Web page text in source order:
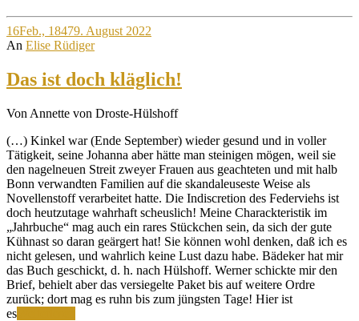
16Feb., 18479. August 2022
An Elise Rüdiger
Das ist doch kläglich!
Von Annette von Droste-Hülshoff
(…) Kinkel war (Ende September) wieder gesund und in voller
Tätigkeit, seine Johanna aber hätte man steinigen mögen, weil sie
den nagelneuen Streit zweyer Frauen aus geachteten und mit halb
Bonn verwandten Familien auf die skandaleuseste Weise als
Novellenstoff verarbeitet hatte. Die Indiscretion des Federviehs ist
doch heutzutage wahrhaft scheuslich! Meine Charackteristik im
„Jahrbuche“ mag auch ein rares Stückchen sein, da sich der gute
Kühnast so daran geärgert hat! Sie können wohl denken, daß ich es
nicht gelesen, und wahrlich keine Lust dazu habe. Bädeker hat mir
das Buch geschickt, d. h. nach Hülshoff. Werner schickte mir den
Brief, behielt aber das versiegelte Paket bis auf weitere Ordre
zurück; dort mag es ruhn bis zum jüngsten Tage! Hier ist
es